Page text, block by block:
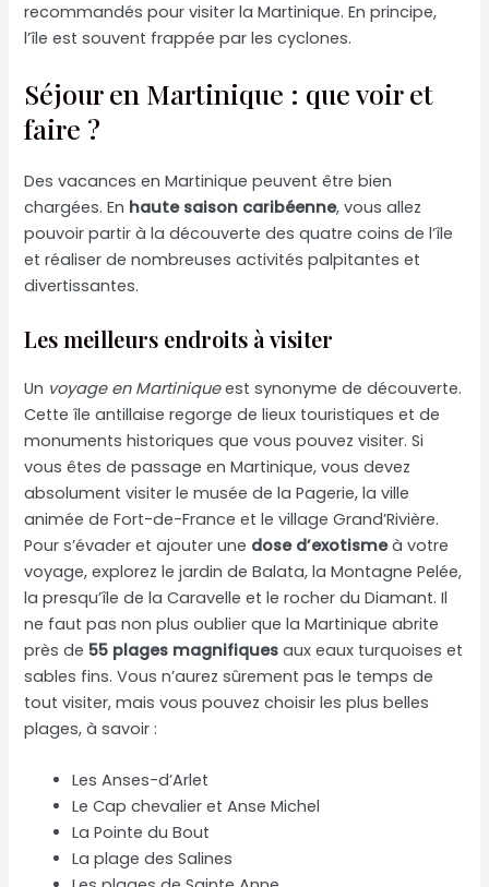
recommandés pour visiter la Martinique. En principe,
l’île est souvent frappée par les cyclones.
Séjour en Martinique : que voir et
faire ?
Des vacances en Martinique peuvent être bien
chargées. En haute saison caribéenne, vous allez
pouvoir partir à la découverte des quatre coins de l’île
et réaliser de nombreuses activités palpitantes et
divertissantes.
Les meilleurs endroits à visiter
Un voyage en Martiniqueest synonyme de découverte.
Cette île antillaise regorge de lieux touristiques et de
monuments historiques que vous pouvez visiter. Si
vous êtes de passage en Martinique, vous devez
absolument visiter le musée de la Pagerie, la ville
animée de Fort-de-France et le village Grand’Rivière.
Pour s’évader et ajouter une dose d’exotismeà votre
voyage, explorez le jardin de Balata, la Montagne Pelée,
la presqu’île de la Caravelle et le rocher du Diamant. Il
ne faut pas non plus oublier que la Martinique abrite
près de 55 plages magnifiques aux eaux turquoises et
sables fins. Vous n’aurez sûrement pas le temps de
tout visiter, mais vous pouvez choisir les plus belles
plages, à savoir :
Les Anses-d’Arlet
Le Cap chevalier et Anse Michel
La Pointe du Bout
La plage des Salines